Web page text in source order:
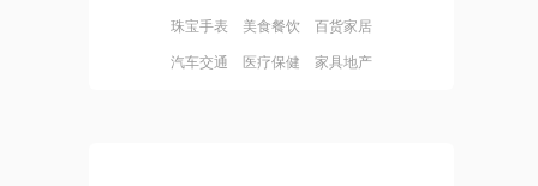
珠宝手表 美食餐饮 百货家居
汽车交通 医疗保健 家具地产